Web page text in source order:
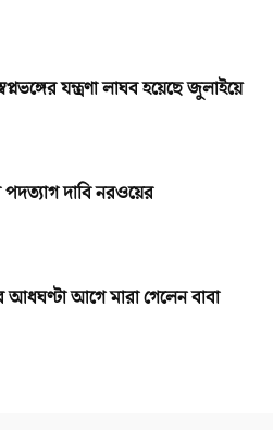
যন্ত্রণা লাঘব হয়েছে জুলাইয়ে
পদত্যাগ দাবি নরওয়ের
আধঘণ্টা আগে মারা গেলেন বাবা